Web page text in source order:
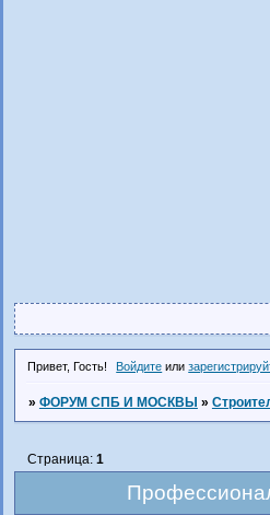
Привет, Гость! Войдите или
» ФОРУМ СПБ И МОСКВЫ »
Страница: 1